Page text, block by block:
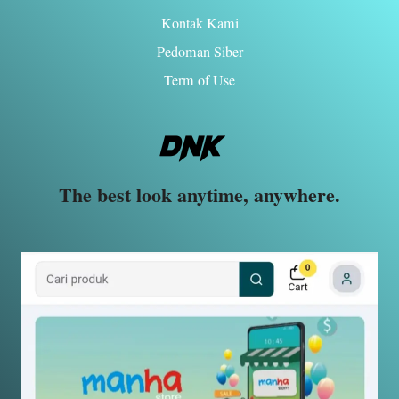
Kontak Kami
Pedoman Siber
Term of Use
The best look anytime, anywhere.